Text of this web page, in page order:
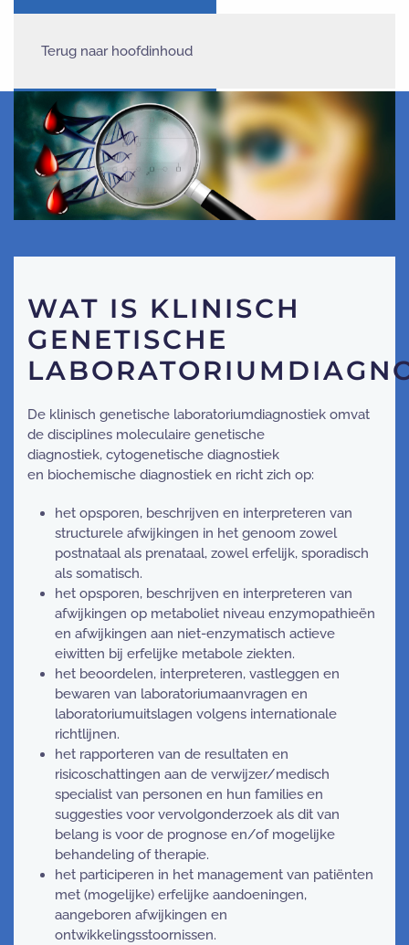
Terug naar hoofdinhoud
WAT IS KLINISCH
GENETISCHE
De klinisch genetische laboratoriumdiagnostiek omvat
de disciplines moleculaire genetische
diagnostiek, cytogenetische diagnostiek
en biochemische diagnostiek en richt zich op:
het opsporen, beschrijven en interpreteren van
structurele afwijkingen in het genoom zowel
postnataal als prenataal, zowel erfelijk, sporadisch
als somatisch.
het opsporen, beschrijven en interpreteren van
afwijkingen op metaboliet niveau enzymopathieën
en afwijkingen aan niet-enzymatisch actieve
eiwitten bij erfelijke metabole ziekten.
het beoordelen, interpreteren, vastleggen en
bewaren van laboratoriumaanvragen en
laboratoriumuitslagen volgens internationale
richtlijnen.
het rapporteren van de resultaten en
risicoschattingen aan de verwijzer/medisch
specialist van personen en hun families en
suggesties voor vervolgonderzoek als dit van
belang is voor de prognose en/of mogelijke
behandeling of therapie.
het participeren in het management van patiënten
met (mogelijke) erfelijke aandoeningen,
aangeboren afwijkingen en
ontwikkelingsstoornissen.